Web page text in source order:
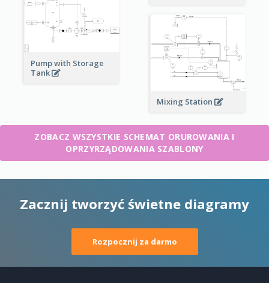
Pump with Storage
Tank
Mixing Station
ZOBACZ WSZYSTKIE SCHEMAT ORUROWANIA I
OPRZYRZĄDOWANIA SZABLONY
Zacznij tworzyć świetne diagramy
Rozpocznij za darmo